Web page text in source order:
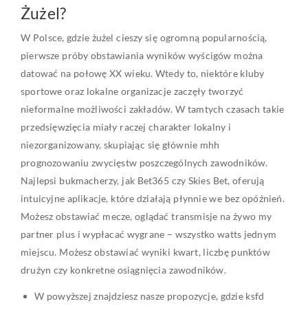
Żużel?
W Polsce, gdzie żużel cieszy się ogromną popularnością,
pierwsze próby obstawiania wyników wyścigów można
datować na połowę XX wieku. Wtedy to, niektóre kluby
sportowe oraz lokalne organizacje zaczęły tworzyć
nieformalne możliwości zakładów. W tamtych czasach takie
przedsięwzięcia miały raczej charakter lokalny i
niezorganizowany, skupiając się głównie mhh
prognozowaniu zwycięstw poszczególnych zawodników.
Najlepsi bukmacherzy, jak Bet365 czy Skies Bet, oferują
intuicyjne aplikacje, które działają płynnie we bez opóźnień.
Możesz obstawiać mecze, oglądać transmisje na żywo my
partner plus i wypłacać wygrane – wszystko watts jednym
miejscu. Możesz obstawiać wyniki kwart, liczbę punktów
drużyn czy konkretne osiągnięcia zawodników.
W powyższej znajdziesz nasze propozycje, gdzie ksfd